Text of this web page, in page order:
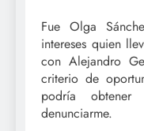
Fue Olga
intereses quien
con Alejandro
criterio de
podría
denunciarme.